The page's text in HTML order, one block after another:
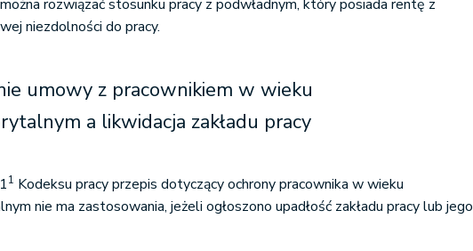
rozwiązać stosunku pracy z podwładnym, który posiada rentę z
niezdolności do pracy.
umowy z pracownikiem w wieku
a likwidacja zakładu pracy
1 Kodeksu pracy przepis dotyczący ochrony pracownika w wieku
nie ma zastosowania, jeżeli ogłoszono upadłość zakładu pracy lub jego